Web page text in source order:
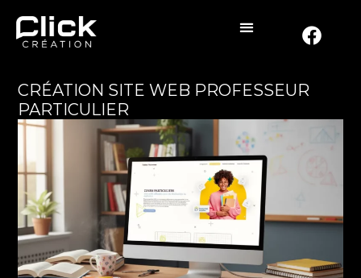
CRÉATION SITE WEB PROFESSEUR
PARTICULIER